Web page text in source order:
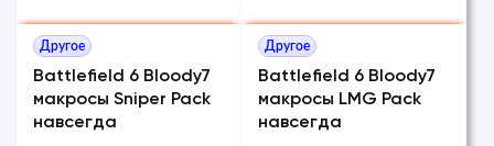
Другое
Battlefield 6 Bloody7
макросы Sniper Pack
навсегда
Другое
Battlefield 6 Bloody7
макросы LMG Pack
навсегда